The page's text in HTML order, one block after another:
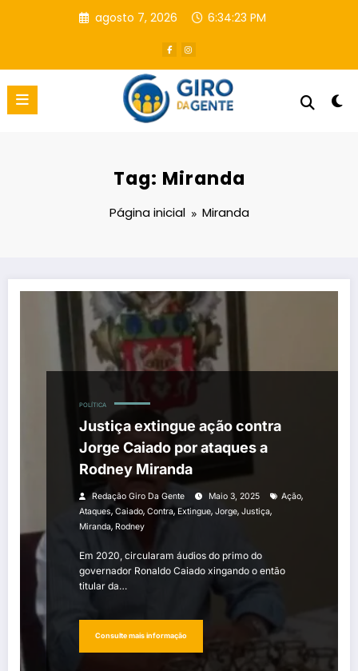
agosto 7, 2026 6:34:24 PM
Tag: Miranda
Página inicial Miranda
POLÍTICA
Justiça extingue ação contra
Jorge Caiado por ataques a
Rodney Miranda
Redação Giro Da Gente Maio 3, 2025 Ação,
Ataques, Caiado, Contra, Extingue, Jorge, Justiça,
Miranda, Rodney
Em 2020, circularam áudios do primo do
governador Ronaldo Caiado xingando o então
titular da…
Consulte mais informação